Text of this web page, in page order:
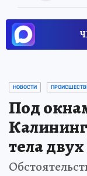
НОВОСТИ
Под
тела